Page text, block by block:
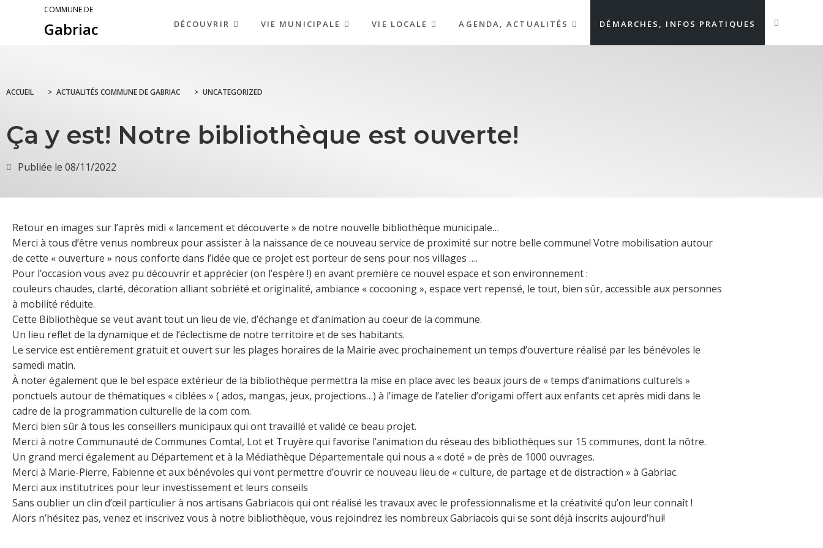
COMMUNE DE
Gabriac DÉCOUVRIR VIE MUNICIPALE VIE LOCALE AGENDA, ACTUALITÉS DÉMARCHES, INFOS PRATIQUES
ACCUEIL > ACTUALITÉS COMMUNE DE GABRIAC > UNCATEGORIZED
Ça y est! Notre bibliothèque est ouverte!
Publiée le 08/11/2022
Retour en images sur l’après midi « lancement et découverte » de notre nouvelle bibliothèque municipale…
Merci à tous d’être venus nombreux pour assister à la naissance de ce nouveau service de proximité sur notre belle commune! Votre mobilisation autour
de cette « ouverture » nous conforte dans l’idée que ce projet est porteur de sens pour nos villages ….
Pour l’occasion vous avez pu découvrir et apprécier (on l’espère !) en avant première ce nouvel espace et son environnement :
couleurs chaudes, clarté, décoration alliant sobriété et originalité, ambiance « cocooning », espace vert repensé, le tout, bien sûr, accessible aux personnes
à mobilité réduite.
Cette Bibliothèque se veut avant tout un lieu de vie, d’échange et d’animation au coeur de la commune.
Un lieu reflet de la dynamique et de l’éclectisme de notre territoire et de ses habitants.
Le service est entièrement gratuit et ouvert sur les plages horaires de la Mairie avec prochainement un temps d’ouverture réalisé par les bénévoles le
samedi matin.
À noter également que le bel espace extérieur de la bibliothèque permettra la mise en place avec les beaux jours de « temps d’animations culturels »
ponctuels autour de thématiques « ciblées » ( ados, mangas, jeux, projections…) à l’image de l’atelier d’origami offert aux enfants cet après midi dans le
cadre de la programmation culturelle de la com com.
Merci bien sûr à tous les conseillers municipaux qui ont travaillé et validé ce beau projet.
Merci à notre Communauté de Communes Comtal, Lot et Truyère qui favorise l’animation du réseau des bibliothèques sur 15 communes, dont la nôtre.
Un grand merci également au Département et à la Médiathèque Départementale qui nous a « doté » de près de 1000 ouvrages.
Merci à Marie-Pierre, Fabienne et aux bénévoles qui vont permettre d’ouvrir ce nouveau lieu de « culture, de partage et de distraction » à Gabriac.
Merci aux institutrices pour leur investissement et leurs conseils
Sans oublier un clin d’œil particulier à nos artisans Gabriacois qui ont réalisé les travaux avec le professionnalisme et la créativité qu’on leur connaît !
Alors n’hésitez pas, venez et inscrivez vous à notre bibliothèque, vous rejoindrez les nombreux Gabriacois qui se sont déjà inscrits aujourd’hui!